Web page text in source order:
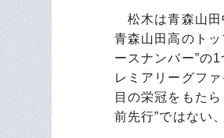
松木は青森山田
青森山田高のト
ースナンバー”の
レミアリーグフ
目の栄冠をもた
前先行”ではない